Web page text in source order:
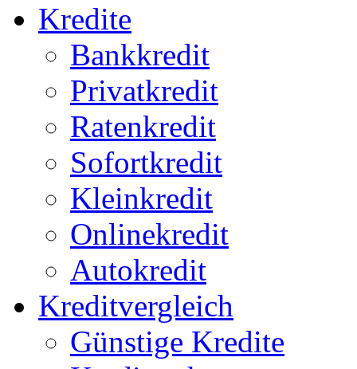
Kredite
Bankkredit
Privatkredit
Ratenkredit
Sofortkredit
Kleinkredit
Onlinekredit
Autokredit
Kreditvergleich
Günstige Kredite